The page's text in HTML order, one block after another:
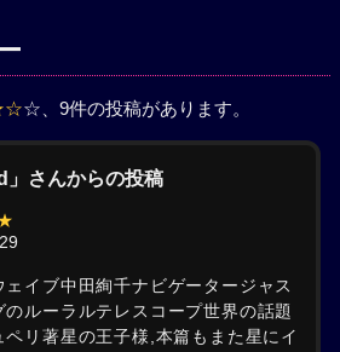
☆ 、9件の投稿があります。
さんからの投稿
イブ中田絢千ナビゲータージャス
のルーラルテレスコープ世界の話題
ペリ著星の王子様,本篇もまた星にイ